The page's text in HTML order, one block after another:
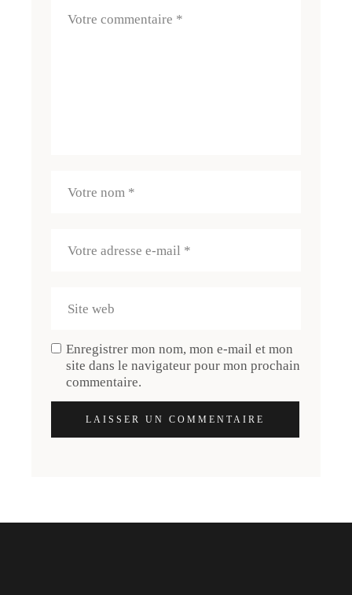
Enregistrer mon nom, mon e-mail et mon
site dans le navigateur pour mon prochain
commentaire.
LAISSER UN COMMENTAIRE